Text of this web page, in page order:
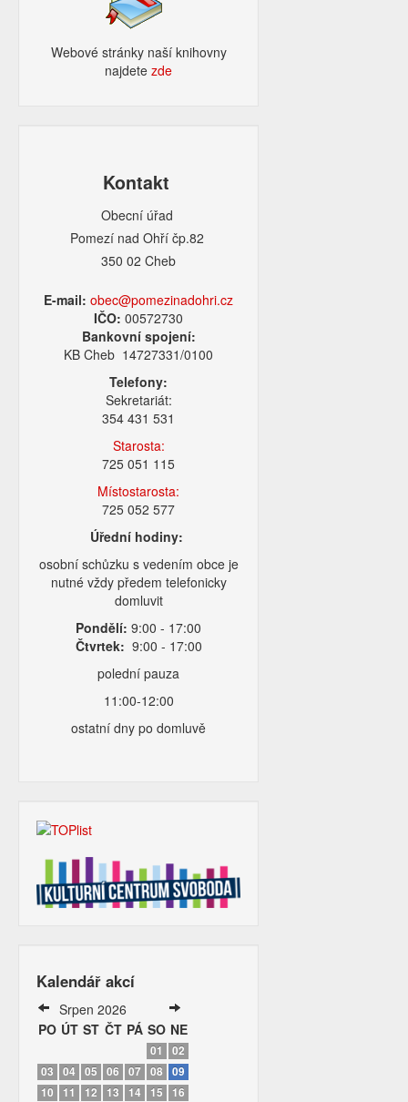
Webové stránky naší knihovny
najdetezde​
Kontakt
Obecní úřad
Pomezí nad Ohří čp.82
350 02 Cheb
E-mail: obec@pomezinadohri.cz
IČO:00572730
Bankovní spojení:
KB Cheb 14727331/0100
Telefony:
Sekretariát:
354 431 531
Starosta:
725 051 115
Místostarosta:
725 052 577
Úřední hodiny:
osobní schůzku s vedením obce je
nutné vždy předem telefonicky
domluvit
Pondělí: 9:00 - 17:00
Čtvrtek: 9:00 - 17:00
polední pauza
11:00-12:00
ostatní dny po domluvě
Kalendář akcí
Srpen 2026
PO ÚT ST ČT PÁ SO NE
01
02
03
04 05 06 07 08
09
10
11 12 13 14 15
16